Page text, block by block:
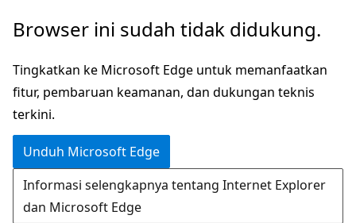
Lompati
konten
utama
Browser ini sudah tidak didukung.
Tingkatkan ke Microsoft Edge untuk memanfaatkan
fitur, pembaruan keamanan, dan dukungan teknis
terkini.
Unduh Microsoft Edge
Informasi selengkapnya tentang Internet Explorer
dan Microsoft Edge